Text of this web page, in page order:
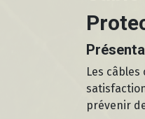
Les
prévenir